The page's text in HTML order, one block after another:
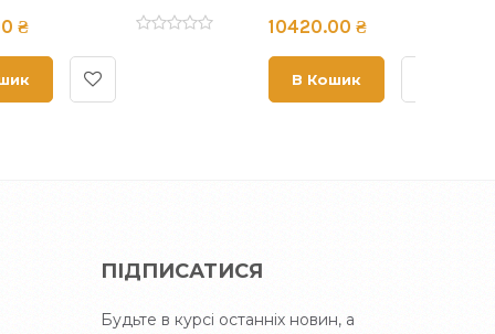
1596.00 ₴
ПІДПИСАТИСЯ
Будьте в курсі останніх новин, а